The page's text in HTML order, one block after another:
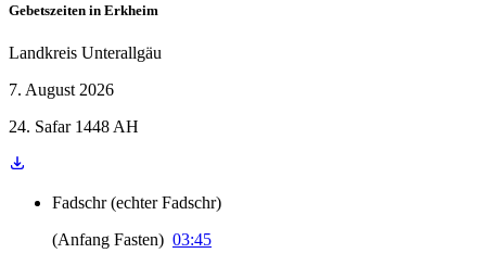
Gebetszeiten in Erkheim
Landkreis Unterallgäu
7. August 2026
24. Safar 1448 AH
Fadschr (echter Fadschr)
(Anfang Fasten) 03:45